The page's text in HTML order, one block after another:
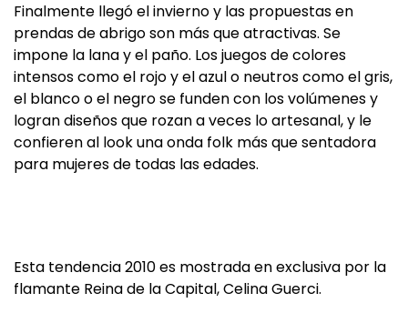
Finalmente llegó el invierno y las propuestas en
prendas de abrigo son más que atractivas. Se
impone la lana y el paño. Los juegos de colores
intensos como el rojo y el azul o neutros como el gris,
el blanco o el negro se funden con los volúmenes y
logran diseños que rozan a veces lo artesanal, y le
confieren al look una onda folk más que sentadora
para mujeres de todas las edades.
Esta tendencia 2010 es mostrada en exclusiva por la
flamante Reina de la Capital, Celina Guerci.